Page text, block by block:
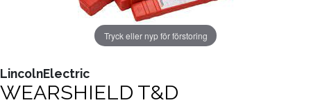
Tryck eller nyp för förstoring
LincolnElectric
WEARSHIELD T&D